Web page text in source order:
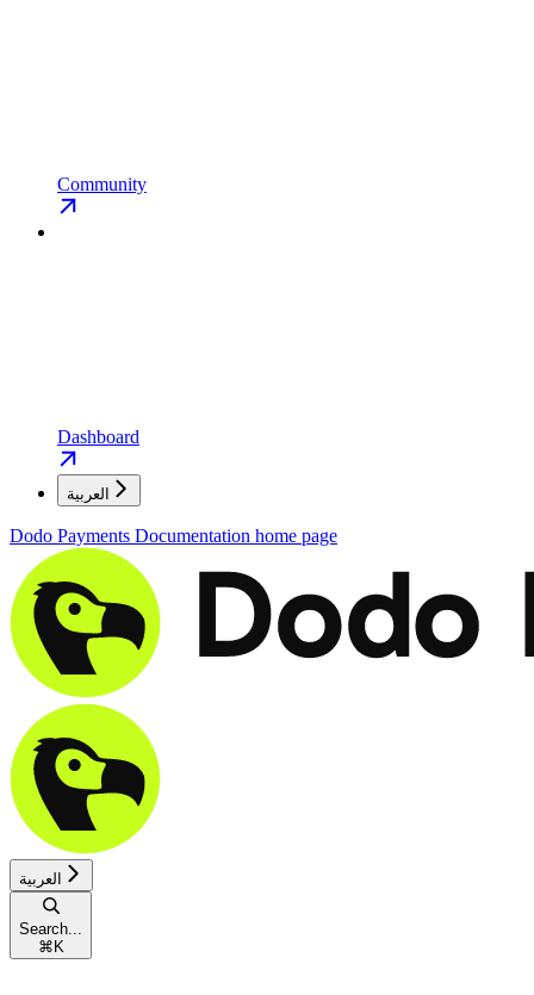
Community
Dashboard
العربية
Dodo Payments Documentation home page
العربية
Search...
⌘ K